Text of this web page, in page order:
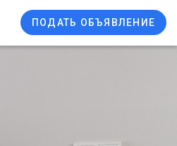
ПОДАТЬ ОБЪЯВЛЕНИЕ